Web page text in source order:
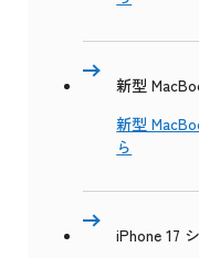
新型
新型
ら
iPhone 17